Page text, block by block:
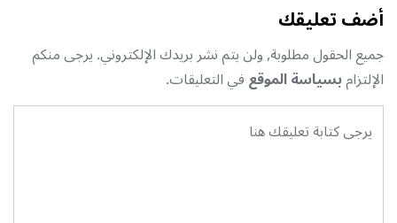
أضف تعليقك
جميع الحقول مطلوبة, ولن يتم نشر بريدك الإلكتروني. يرجى منكم
الإلتزامبسياسة الموقعفي التعليقات.